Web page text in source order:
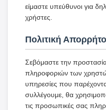
είμαστε υπεύθυνοι για
χρήστες.
Πολιτική
Σεβόμαστε την
πληροφοριών των
υπηρεσίες που
συλλέγουμε, θα
τις προσωπικές σας